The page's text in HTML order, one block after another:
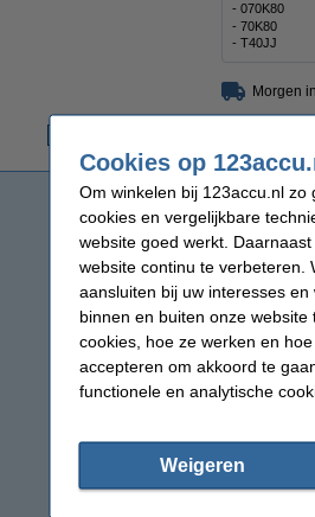
- 070K80
- 70K80
- T40JJ
Morgen
Cookies op
Om winkelen bij 123accu.nl
cookies en vergelijkbare
website goed werkt.
website continu te verbeteren.
aansluiten bij uw interesses
binnen en buiten onze website
cookies, hoe ze werken en
accepteren om akkoord te
functionele en analytische
Weigeren